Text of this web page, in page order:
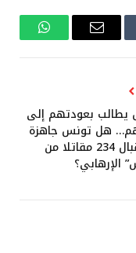
البريد
واتساب
يطالب بعودتهم إلى
هل تونس جاهزة
لاستقبال 234 مقاتلا من
الإرهابي؟